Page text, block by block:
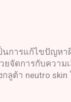
นการแก้ไขปัญหา
ยจัดการกับความ
ลูต้า neutro skin